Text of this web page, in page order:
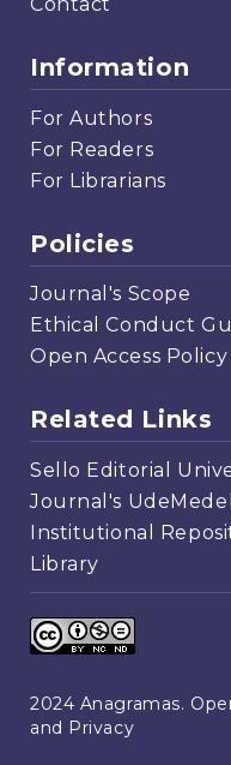
Contact
Information
For Authors
For Readers
For Librarians
Policies
Journal's Scope
Ethical Conduct
Open Access Policy
Related Links
Sello Editorial
Journal's
Institutional
Library
2024 Anagramas.
and Privacy